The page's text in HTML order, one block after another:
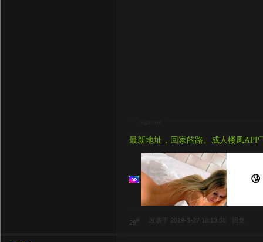
最新地址，回家的路。成人楼凤APP
😘
29# 发表于 2019-3-27 18:13:58 回复